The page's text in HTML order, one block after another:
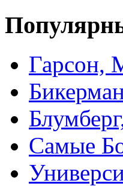
Гарсон,
Самые